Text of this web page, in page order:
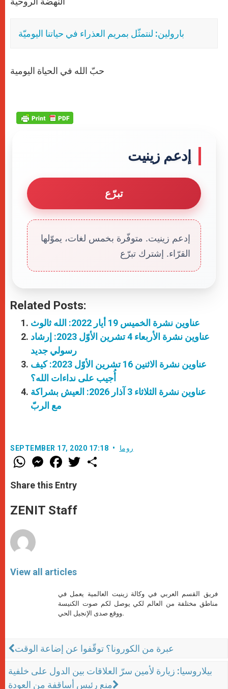
بارولين: لنتمثّل بمريم العذراء في حياتنا اليوميّة
حبّ الله في الحياة اليومية
إدعم زينيت
تبرّع
إدعم زينيت. متوفّرة بخمس لغات، يموّلها
القرّاء. إشترك تبرّع
Related Posts:
عناوين نشرة الخميس 19 أيار 2022: الله ثالوث
عناوين نشرة الأربعاء 4 تشرين الأوّل 2023: إرشاد
رسولي جديد
عناوين نشرة الاثنين 16 تشرين الأوّل 2023: كيف
أُجيب على نداءات الله؟
عناوين نشرة الثلاثاء 3 آذار 2026: العيش بشراكة
مع الربّ
SEPTEMBER 17, 2020 17:18 روما
W
h
t
s
p
p
M
e
s
e
g
e
F
a
e
b
o
k
T
w
Share this Entry
ZENIT Staff
View all articles
فريق القسم العربي في وكالة زينيت العالمية يعمل في
مناطق مختلفة من العالم لكي يوصل لكم صوت الكنيسة
ووقع صدى الإنجيل الحي.
عبرة من الكورونا؟ توقّفوا عن إضاعة الوقت
بيلاروسيا: زيارة لأمين سرّ العلاقات بين الدول على خلفية
منع رئيس أساقفة من العودة